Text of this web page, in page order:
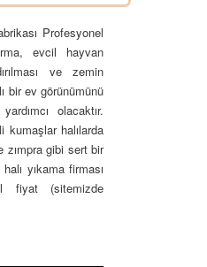
Profesyonel
evcil hayvan
ve zemin
bir ev görünümünü
olacaktır.
kumaşlar halılarda
zımpra gibi sert bir
yıkama firması
(sitemizde